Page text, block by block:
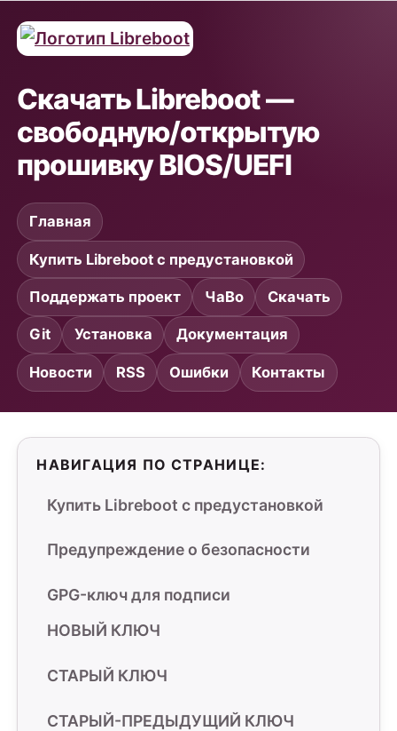
Скачать Libreboot —
свободную/открытую
прошивку BIOS/UEFI
Главная
Купить Libreboot с предустановкой
Поддержать проект ЧаВо Скачать
Git Установка Документация
Новости RSS Ошибки Контакты
НАВИГАЦИЯ ПО СТРАНИЦЕ:
Купить Libreboot с предустановкой
Предупреждение о безопасности
GPG-ключ для подписи
НОВЫЙ КЛЮЧ
СТАРЫЙ КЛЮЧ
СТАРЫЙ-ПРЕДЫДУЩИЙ КЛЮЧ